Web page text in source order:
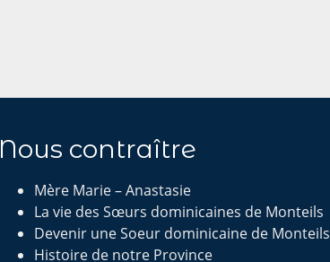
Nous contraître
Mère Marie – Anastasie
La vie des Sœurs dominicaines de Monteils
Devenir une Soeur dominicaine de Monteils
Histoire de notre Province